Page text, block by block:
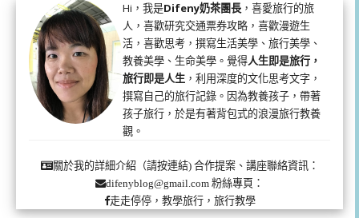
Hi，我是Difeny奶茶團長 ，喜愛旅行的旅
人，喜歡研究交通票券攻略，喜歡漫遊生
活，喜歡思考，撰寫生活美學、旅行美學、
教養美學、生命美學。覺得人生即是旅行，
旅行即是人生 ，利用深度的文化思考文字，
撰寫自己的旅行記錄。因為教養孩子，帶著
孩子旅行，於是有著背包式的浪漫旅行教養
觀。
關於我的詳細介紹（請按連結)合作提案、講座聯絡資訊：
difenyblog@gmail.com 粉絲專頁：
走走停停，教學旅行，旅行教學